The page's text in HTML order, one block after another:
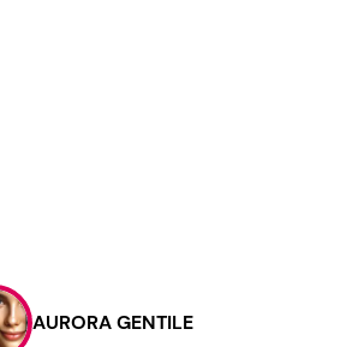
AURORA GENTILE